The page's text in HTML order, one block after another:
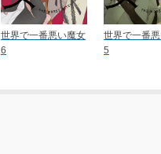
世界で一番悪い魔女
6
世界で一番
5